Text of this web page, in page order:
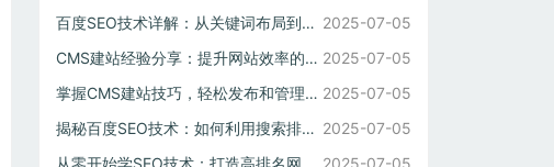
百度SEO技术详解：从关键词布局到内容优化全攻略 2025-07-05
CMS建站经验分享：提升网站效率的五大秘诀 2025-07-05
掌握CMS建站技巧，轻松发布和管理内容 2025-07-05
揭秘百度SEO技术：如何利用搜索排名实现流量暴增 2025-07-05
2025-07-05